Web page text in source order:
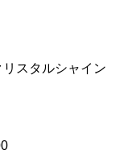
スタルシャイン